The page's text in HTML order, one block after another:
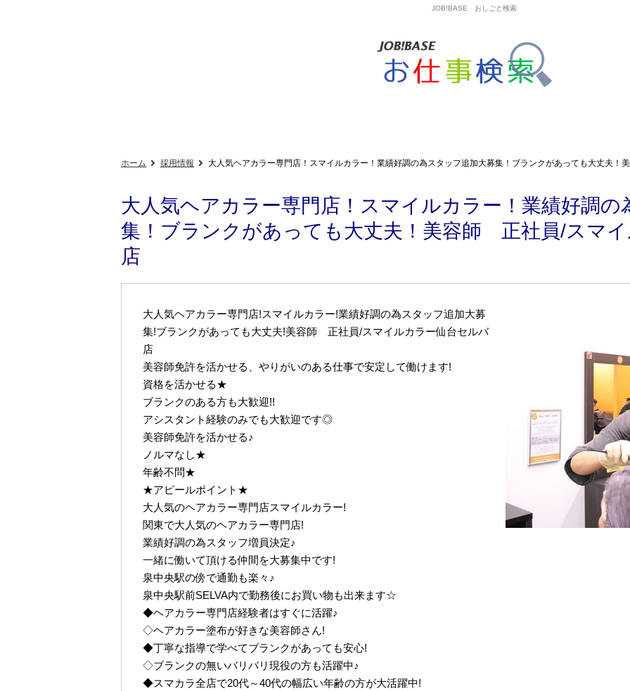
JOB!BASE おしごと検索
ホーム 採用情報 大人気ヘアカラー専門店！スマイルカラー！業績好調の為スタッフ追加大募集！ブランクがあっても大丈夫
大人気ヘアカラー専門店！スマイルカラー！業績好調の
集！ブランクがあっても大丈夫！美容師 正社員/スマ
店
大人気ヘアカラー専門店!スマイルカラー!業績好調の為スタッフ追加大募
集!ブランクがあっても大丈夫!美容師 正社員/スマイルカラー仙台セルバ
店
美容師免許を活かせる、やりがいのある仕事で安定して働けます!
資格を活かせる★
ブランクのある方も大歓迎!!
アシスタント経験のみでも大歓迎です◎
美容師免許を活かせる♪
ノルマなし★
年齢不問★
★アピールポイント★
大人気のヘアカラー専門店スマイルカラー!
関東で大人気のヘアカラー専門店!
業績好調の為スタッフ増員決定♪
一緒に働いて頂ける仲間を大募集中です!
泉中央駅の傍で通勤も楽々♪
泉中央駅前SELVA内で勤務後にお買い物も出来ます☆
◆ヘアカラー専門店経験者はすぐに活躍♪
◇ヘアカラー塗布が好きな美容師さん!
◆丁寧な指導で学べてブランクがあっても安心!
◇ブランクの無いバリバリ現役の方も活躍中♪
◆スマカラ全店で20代～40代の幅広い年齢の方が大活躍中!